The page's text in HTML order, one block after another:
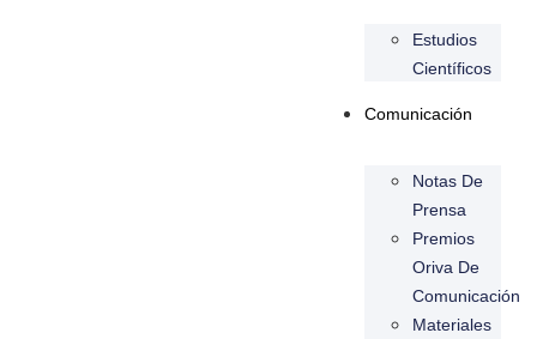
Estudios
Científicos
Comunicación
Notas De
Prensa
Premios
Oriva De
Comunicación
Materiales